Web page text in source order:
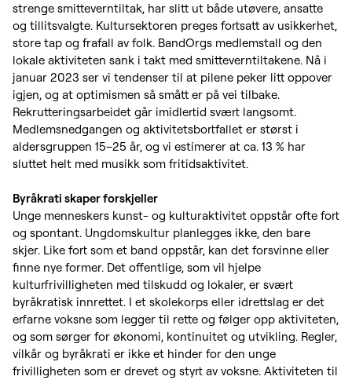
strenge smitteverntiltak, har slitt ut både utøvere, ansatte
og tillitsvalgte. Kultursektoren preges fortsatt av usikkerhet,
store tap og frafall av folk. BandOrgs medlemstall og den
lokale aktiviteten sank i takt med smitteverntiltakene. Nå i
januar 2023 ser vi tendenser til at pilene peker litt oppover
igjen, og at optimismen så smått er på vei tilbake.
Rekrutteringsarbeidet går imidlertid svært langsomt.
Medlemsnedgangen og aktivitetsbortfallet er størst i
aldersgruppen 15–25 år, og vi estimerer at ca. 13 % har
sluttet helt med musikk som fritidsaktivitet.
Byråkrati skaper forskjeller
Unge menneskers kunst- og kulturaktivitet oppstår ofte fort
og spontant. Ungdomskultur planlegges ikke, den bare
skjer. Like fort som et band oppstår, kan det forsvinne eller
finne nye former. Det offentlige, som vil hjelpe
kulturfrivilligheten med tilskudd og lokaler, er svært
byråkratisk innrettet. I et skolekorps eller idrettslag er det
erfarne voksne som legger til rette og følger opp aktiviteten,
og som sørger for økonomi, kontinuitet og utvikling. Regler,
vilkår og byråkrati er ikke et hinder for den unge
frivilligheten som er drevet og styrt av voksne. Aktiviteten til